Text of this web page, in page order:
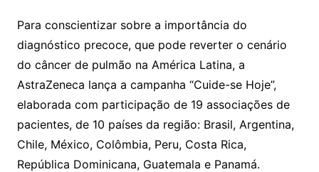
Para conscientizar sobre a importância do
diagnóstico precoce, que pode reverter o cenário
do câncer de pulmão na América Latina, a
AstraZeneca lança a campanha “Cuide-se Hoje”,
elaborada com participação de 19 associações de
pacientes, de 10 países da região: Brasil, Argentina,
Chile, México, Colômbia, Peru, Costa Rica,
República Dominicana, Guatemala e Panamá.